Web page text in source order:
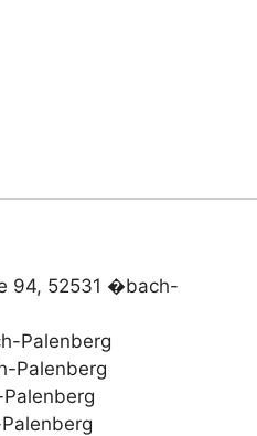
94, 52531 �bach-
Palenberg
Palenberg